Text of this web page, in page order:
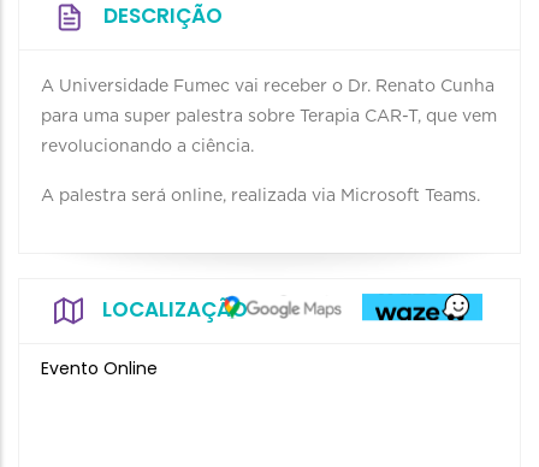
DESCRIÇÃO
A Universidade Fumec vai receber o Dr. Renato Cunha
para uma super palestra sobre Terapia CAR-T, que vem
revolucionando a ciência.
A palestra será online, realizada via Microsoft Teams.
LOCALIZAÇÃO
Evento Online